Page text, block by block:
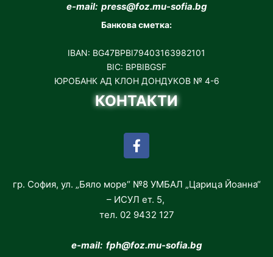
e-mail: press@foz.mu-sofia.bg
Банкова сметка:
IBAN: BG47BPBI79403163982101
BIC: BPBIBGSF
ЮРОБАНК АД КЛОН ДОНДУКОВ № 4-6
КОНТАКТИ
гр. София, ул. „Бяло море“ №8 УМБАЛ „Царица Йоанна“
– ИСУЛ ет. 5,
тел. 02 9432 127
e-mail: fph@foz.mu-sofia.bg